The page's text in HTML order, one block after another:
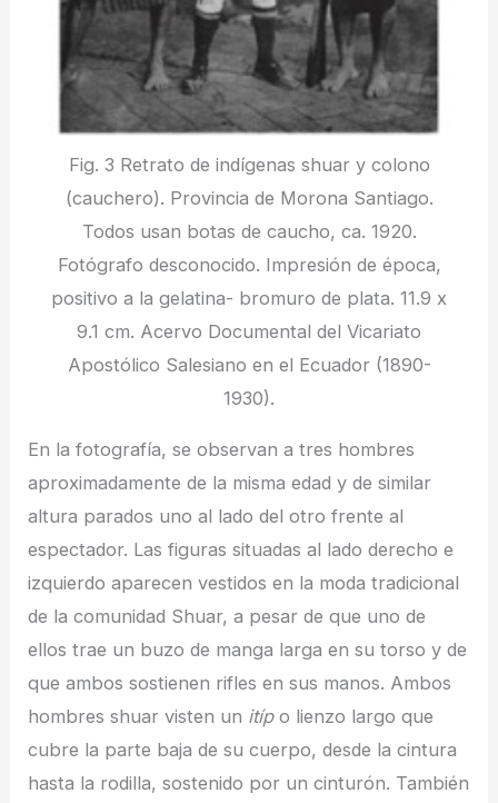
Fig. 3 Retrato de indígenas shuar y colono
(cauchero). Provincia de Morona Santiago.
Todos usan botas de caucho, ca. 1920.
Fotógrafo desconocido. Impresión de época,
positivo a la gelatina- bromuro de plata. 11.9 x
9.1 cm. Acervo Documental del Vicariato
Apostólico Salesiano en el Ecuador (1890-
1930).
En la fotografía, se observan a tres hombres
aproximadamente de la misma edad y de similar
altura parados uno al lado del otro frente al
espectador. Las figuras situadas al lado derecho e
izquierdo aparecen vestidos en la moda tradicional
de la comunidad Shuar, a pesar de que uno de
ellos trae un buzo de manga larga en su torso y de
que ambos sostienen rifles en sus manos. Ambos
hombres shuar visten un itípo lienzo largo que
cubre la parte baja de su cuerpo, desde la cintura
hasta la rodilla, sostenido por un cinturón. También